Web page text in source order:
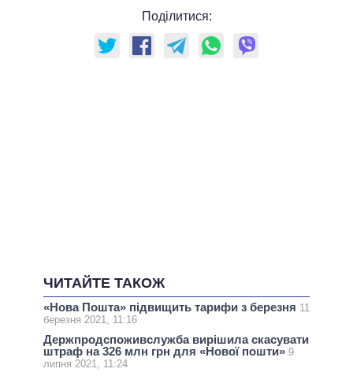
Поділитися:
ЧИТАЙТЕ ТАКОЖ
«Нова Пошта» підвищить тарифи з березня 11
березня 2021, 11:16
Держпродспоживслужба вирішила скасувати
штраф на 326 млн грн для «Нової пошти» 9
липня 2021, 11:24